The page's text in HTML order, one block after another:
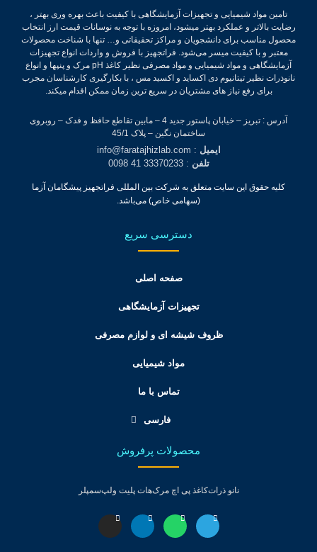
تامین مواد شیمیایی و تجهیزات آزمایشگاهی با کیفیت باعث بهره وری بهتر ،
رضایت بالاتر و عملکرد بهتر میشود، امروزه با توجه به نوسانات قیمت ارز انتخاب
محصول مناسب برای دانشجویان و مراکز تحقیقاتی و… تنها با شناخت محصولات
معتبر و با کیفیت میسر می‌شود.فراتجهیز با فروش و واردات انواع تجهیزات
آزمایشگاهی و مواد شیمیایی و مواد مصرفی نظیر کاغذ pH مرک و پنپها و انواع
نانوذرات نظیر تیتانیوم دی اکساید و اکسید مس ، با بکارگیری کارشناسان مجرب
برای رفع نیاز های مشتریان در سریع ترین زمان ممکن اقدام میکند.
آدرس : تبریز – خیابان پاستور جدید 4 – مابین تقاطع حافظ و فدک – روبروی
ساختمان نگین – پلاک 45/1
ایمیل : info@faratajhizlab.com
تلفن: 33370233 41 0098
کلیه حقوق این سایت متعلق به شرکت بین المللی فراتجهیز پیشگامان آزما
(سهامی خاص) می‌باشد.
دسترسی سریع
صفحه اصلی
تجهیزات آزمایشگاهی
ظروف شیشه ای و لوازم مصرفی
مواد شیمیایی
تماس با ما
فارسی
محصولات پرفروش
نانو ذراتکاغذ پی اچ مرکهات پلیت ولپسمپلر